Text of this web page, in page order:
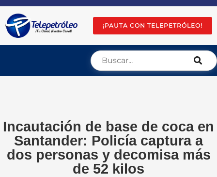
¡PAUTA CON TELEPETRÓLEO!
Incautación de base de coca en
Santander: Policía captura a
dos personas y decomisa más
de 52 kilos